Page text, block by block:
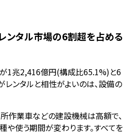
ンタル市場の6割超を占める
1兆2,416億円(構成比65.1%)と6
ンタルと相性がよいのは、設備の
作業車などの建設機械は高額で、
や使う期間が変わります。すべてを